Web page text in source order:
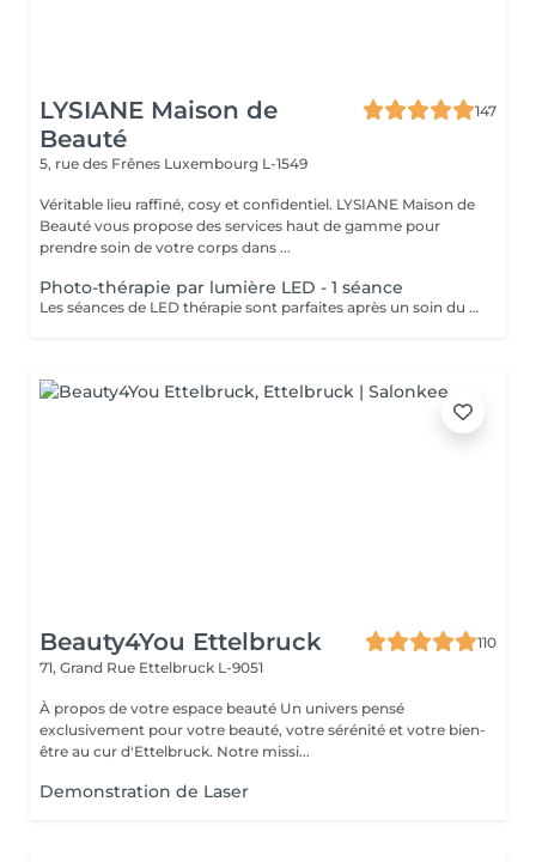
LYSIANE Maison de
Beauté
147
5, rue des Frênes Luxembourg L-1549
Véritable lieu raffiné, cosy et confidentiel. LYSIANE Maison de
Beauté vous propose des services haut de gamme pour
prendre soin de votre corps dans ...
Photo-thérapie par lumière LED - 1 séance
Les séances de LED thérapie sont parfaites après un soin du visage complet ou ponctuellement, 1 à 2 fois par semaine. Pour un soin anti-âge, la couleur à privilégier est le rouge, elle peut réduire l'inflammation, stimuler la production de collagène et renforcer la peau. La lumière bleue a des propriétés antibactériennes qui préviennent les éruptions cutanées et peut aider à lutter contre l'acné et les dermatoses. La lumière verte dite anti-taches : elle aide à réduire la production de mélanine à l'origine des tâches brunes et cernes hyperpigmentés, tout en calmant la rosacée responsable de rougeurs. La lumière jaune calme les rougeurs, elle améliore la circulation sanguine et lymphatique et a ainsi un effet drainant, anti-oedème. Les séances sont totalement indolores, il n'y a aucune suite et au contraire, la séance est un moment de détente et de relaxation aux vertus anti-inflammatoire et anti-douleurs. Contres indications : Les peaux blessées, brûlées ou irritées Les maladies auto-immunes Epilepsie Port d'un pace maker ou autres implants actifs Grossesse Traitement à base de médicaments photo-sensibilisants
Beauty4You Ettelbruck
110
71, Grand Rue Ettelbruck L-9051
À propos de votre espace beauté Un univers pensé
exclusivement pour votre beauté, votre sérénité et votre bien-
être au cur d'Ettelbruck. Notre missi...
Demonstration de Laser